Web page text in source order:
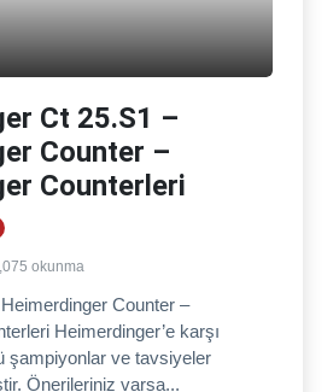
Ct 25.S1 –
Counter –
Counterleri
okunma
Counter –
Heimerdinger’e karşı
şampiyonlar ve tavsiyeler
Önerileriniz varsa...